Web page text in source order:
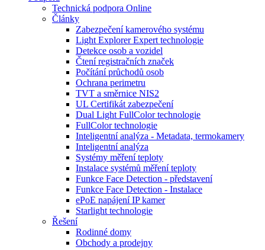
Technická podpora Online
Články
Zabezpečení kamerového systému
Light Explorer Expert technologie
Detekce osob a vozidel
Čtení registračních značek
Počítání průchodů osob
Ochrana perimetru
TVT a směrnice NIS2
UL Certifikát zabezpečení
Dual Light FullColor technologie
FullColor technologie
Inteligentní analýza - Metadata, termokamery
Inteligentní analýza
Systémy měření teploty
Instalace systémů měření teploty
Funkce Face Detection - představení
Funkce Face Detection - Instalace
ePoE napájení IP kamer
Starlight technologie
Řešení
Rodinné domy
Obchody a prodejny